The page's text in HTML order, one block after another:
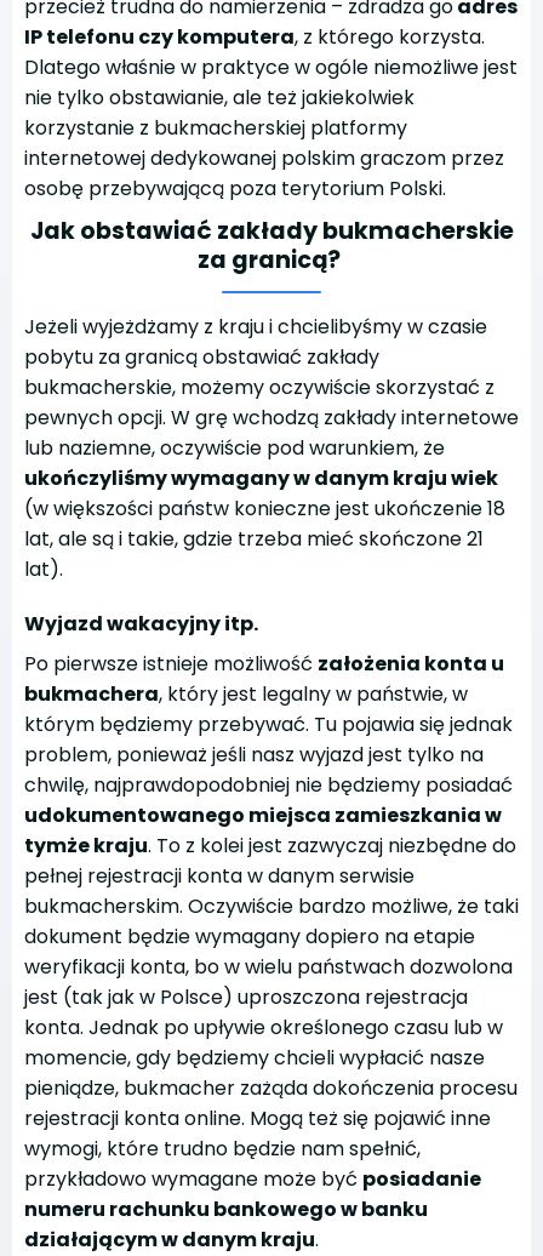
przecież trudna do namierzenia – zdradza goadres
IP telefonu czy komputera, z którego korzysta.
Dlatego właśnie w praktyce w ogóle niemożliwe jest
nie tylko obstawianie, ale też jakiekolwiek
korzystanie z bukmacherskiej platformy
internetowej dedykowanej polskim graczom przez
osobę przebywającą poza terytorium Polski.
Jak obstawiać zakłady bukmacherskie
za granicą?
Jeżeli wyjeżdżamy z kraju i chcielibyśmy w czasie
pobytu za granicą obstawiać zakłady
bukmacherskie, możemy oczywiście skorzystać z
pewnych opcji. W grę wchodzą zakłady internetowe
lub naziemne, oczywiście pod warunkiem, że
ukończyliśmy wymagany w danym kraju wiek
(w większości państw konieczne jest ukończenie 18
lat, ale są i takie, gdzie trzeba mieć skończone 21
lat).
Wyjazd wakacyjny itp.
Po pierwsze istnieje możliwość założenia konta u
bukmachera, który jest legalny w państwie, w
którym będziemy przebywać. Tu pojawia się jednak
problem, ponieważ jeśli nasz wyjazd jest tylko na
chwilę, najprawdopodobniej nie będziemy posiadać
udokumentowanego miejsca zamieszkania w
tymże kraju. To z kolei jest zazwyczaj niezbędne do
pełnej rejestracji konta w danym serwisie
bukmacherskim. Oczywiście bardzo możliwe, że taki
dokument będzie wymagany dopiero na etapie
weryfikacji konta, bo w wielu państwach dozwolona
jest (tak jak w Polsce) uproszczona rejestracja
konta. Jednak po upływie określonego czasu lub w
momencie, gdy będziemy chcieli wypłacić nasze
pieniądze, bukmacher zażąda dokończenia procesu
rejestracji konta online. Mogą też się pojawić inne
wymogi, które trudno będzie nam spełnić,
przykładowo wymagane może być posiadanie
numeru rachunku bankowego w banku
działającym w danym kraju.